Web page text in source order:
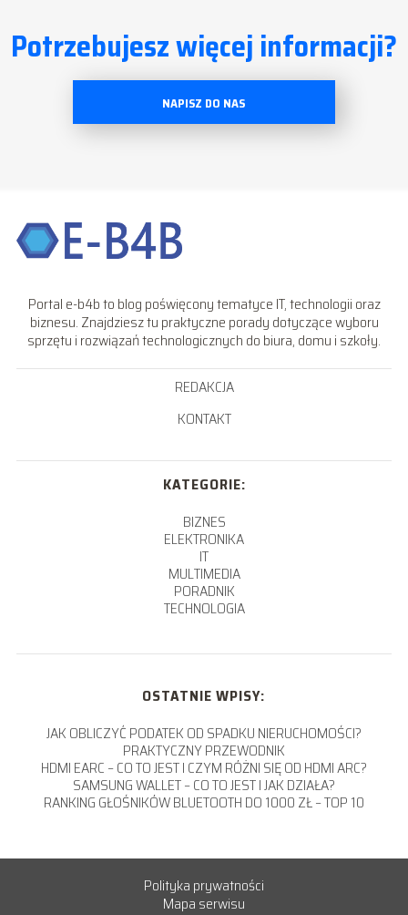
Potrzebujesz więcej informacji?
NAPISZ DO NAS
Portal e-b4b to blog poświęcony tematyce IT, technologii oraz
biznesu. Znajdziesz tu praktyczne porady dotyczące wyboru
sprzętu i rozwiązań technologicznych do biura, domu i szkoły.
REDAKCJA
KONTAKT
KATEGORIE:
BIZNES
ELEKTRONIKA
IT
MULTIMEDIA
PORADNIK
TECHNOLOGIA
OSTATNIE WPISY:
JAK OBLICZYĆ PODATEK OD SPADKU NIERUCHOMOŚCI?
PRAKTYCZNY PRZEWODNIK
HDMI EARC – CO TO JEST I CZYM RÓŻNI SIĘ OD HDMI ARC?
SAMSUNG WALLET – CO TO JEST I JAK DZIAŁA?
RANKING GŁOŚNIKÓW BLUETOOTH DO 1000 ZŁ – TOP 10
Polityka prywatności
Mapa serwisu